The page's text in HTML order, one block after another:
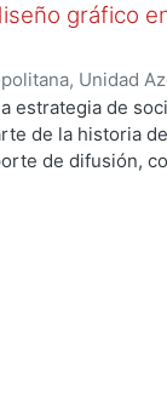
gráfico
Unidad
de
estrategia de
de la historia
de difusión,